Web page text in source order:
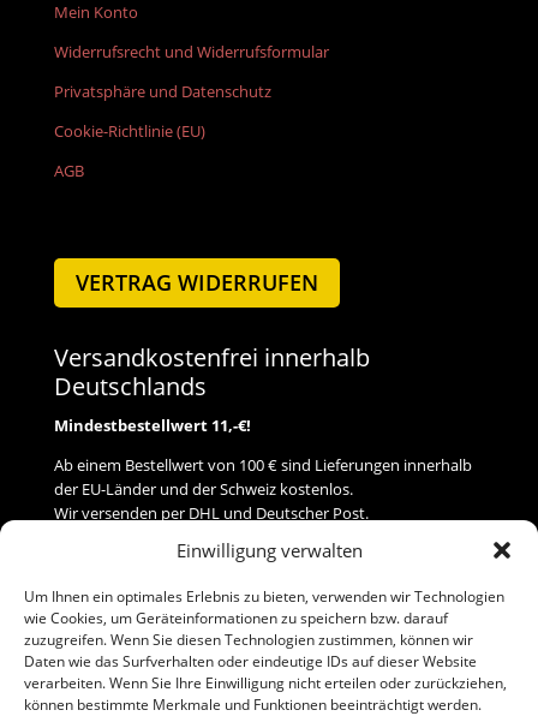
Einwilligung verwalten
Um Ihnen ein optimales Erlebnis zu bieten, verwenden wir Technologien
wie Cookies, um Geräteinformationen zu speichern bzw. darauf
zuzugreifen. Wenn Sie diesen Technologien zustimmen, können wir
Daten wie das Surfverhalten oder eindeutige IDs auf dieser Website
verarbeiten. Wenn Sie Ihre Einwilligung nicht erteilen oder zurückziehen,
können bestimmte Merkmale und Funktionen beeinträchtigt werden.
Mein Konto
Widerrufsrecht und Widerrufsformular
Privatsphäre und Datenschutz
Cookie-Richtlinie (EU)
AGB
VERTRAG WIDERRUFEN
Versandkostenfrei innerhalb
Deutschlands
Mindestbestellwert 11,-€!
Ab einem Bestellwert von 100 € sind Lieferungen innerhalb
der EU-Länder und der Schweiz kostenlos.
Wir versenden per DHL und Deutscher Post.
Versand
Zahlung
Baumann Modellspielwaren